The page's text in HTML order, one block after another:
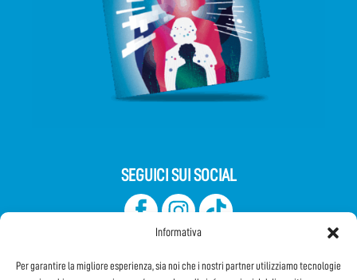
Informativa
Per garantire la migliore esperienza, sia noi che i nostri partner utilizziamo tecnologie
SEGUICI SUI SOCIAL